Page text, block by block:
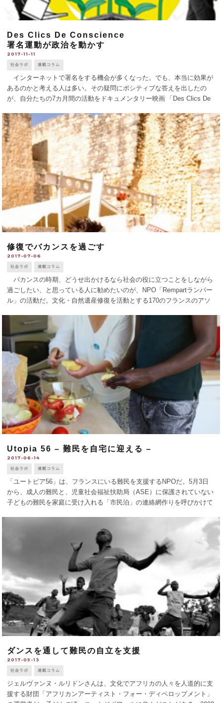
Des Clics De Conscience
署名運動が政治を動かす
2017-11-11
社会ラボ 連載コラム
インターネットで署名をする機会が多くなった。でも、本当に効果が
あるのかと考える人は多い。その疑問にポシティブな答えを出したの
が、自分たちの7カ月間の活動をドキュメンタリー映画 「Des Clics De
修復でバカンスを過ごす
2017-07-06
社会ラボ 連載コラム
バカンスの時期、どうせ出かけるなら社会の役に立つことをしながら
過ごしたい、と思っている人に勧めたいのが、NPO「Rempartランパー
ル」の活動だ。文化・自然遺産修復を活動とする170のフランスのアソ
復現場にボラ [...]
Utopia 56 – 難民を自宅に迎える –
2017-06-14
社会ラボ 連載コラム
「ユートピア56」は、フランスにいる難民を支援するNPOだ。5月3日
から、成人の難民と、児童社会福祉扶助局（ASE）に保護されていない
子どもの難民を家庭に受け入れる「市民泊」の連絡網作りを呼びかけて
ダンスを通して難民の自立を支援
2017-05-13
社会ラボ 連載コラム
ジェルヴァンヌ・ルリドンさんは、文化でアフリカの人々を人道的に支
援する財団「アフリカンアーティスト・フォー・ディベロップメント」